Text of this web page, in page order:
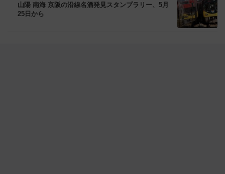
山陽 南海 京阪の沿線名酒発見スタンプラリー、5月
25日から